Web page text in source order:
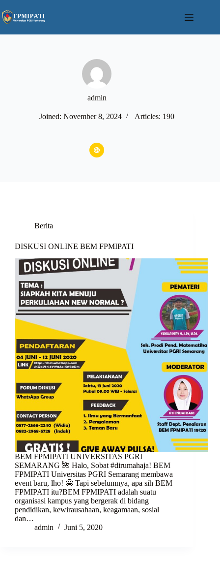
to
content
admin
Joined: November 8, 2024 Articles: 190
Berita
DISKUSI ONLINE BEM FPMIPATI
BEM FPMIPATI UNIVERSITAS PGRI
SEMARANG 🌺 Halo, Sobat #dirumahaja! BEM
FPMIPATI Universitas PGRI Semarang membawa
event baru, lho! 🤩 Tapi sebelumnya, apa sih BEM
FPMIPATI itu?BEM FPMIPATI adalah suatu
organisasi kampus yang bergerak di bidang
pendidikan, kewirausahaan, keagamaan, sosial
dan…
admin
Juni 5, 2020